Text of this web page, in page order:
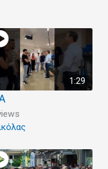
1:29